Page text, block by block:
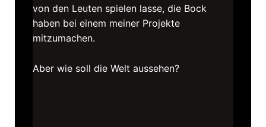
von den Leuten spielen lasse, die Bock
haben bei einem meiner Projekte
mitzumachen.
Aber wie soll die Welt aussehen?